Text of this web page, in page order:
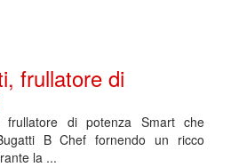
frullatore di
di potenza Smart che
B Chef fornendo un ricco
la ...